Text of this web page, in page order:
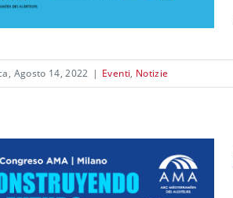
Agosto 14, 2022 | Eventi, Notizie